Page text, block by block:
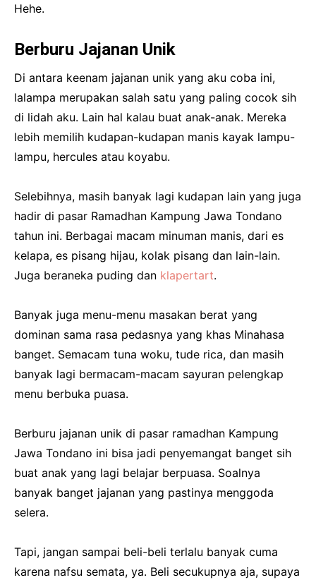
Hehe.
Berburu Jajanan Unik
Di antara keenam jajanan unik yang aku coba ini,
lalampa merupakan salah satu yang paling cocok sih
di lidah aku. Lain hal kalau buat anak-anak. Mereka
lebih memilih kudapan-kudapan manis kayak lampu-
lampu, hercules atau koyabu.
Selebihnya, masih banyak lagi kudapan lain yang juga
hadir di pasar Ramadhan Kampung Jawa Tondano
tahun ini. Berbagai macam minuman manis, dari es
kelapa, es pisang hijau, kolak pisang dan lain-lain.
Juga beraneka puding dan klapertart.
Banyak juga menu-menu masakan berat yang
dominan sama rasa pedasnya yang khas Minahasa
banget. Semacam tuna woku, tude rica, dan masih
banyak lagi bermacam-macam sayuran pelengkap
menu berbuka puasa.
Berburu jajanan unik di pasar ramadhan Kampung
Jawa Tondano ini bisa jadi penyemangat banget sih
buat anak yang lagi belajar berpuasa. Soalnya
banyak banget jajanan yang pastinya menggoda
selera.
Tapi, jangan sampai beli-beli terlalu banyak cuma
karena nafsu semata, ya. Beli secukupnya aja, supaya